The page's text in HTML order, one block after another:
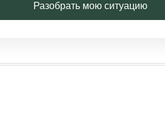
Разобрать мою ситуацию